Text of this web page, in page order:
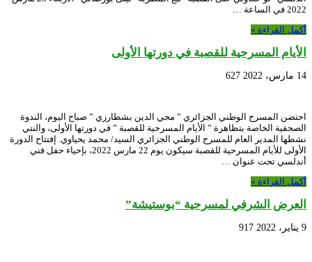
2022 في الساعة …
أكمل القراءة »
الأيام المسرحية للقصبة في دورتها الأولى
14 مارس، 2022 627
احتضن المسرح الوطني الجزائري ” محي الدين بشطارزي ” صباح اليوم، الندوة
الصحفية الخاصة بتظاهرة ” الأيام المسرحية للقصبة ” في دورتها الأولى، والنتي
نشطها المدير العام للمسرح الوطني الجزائري السيد/ محمد يحياوي. إفتتاح الدورة
الأولى للأيام المسرحية للقصبة سيكون يوم 22 مارس 2022، بإحياء حفل فني
أندلسي تحت عنوان …
أكمل القراءة »
العرض الشرفي لمسرحية “بوستيشة”
9 يناير، 2022 917